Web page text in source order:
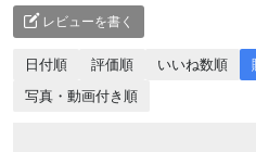
レビューを書く
日付順 評価順 いいね数順
写真・動画付き順